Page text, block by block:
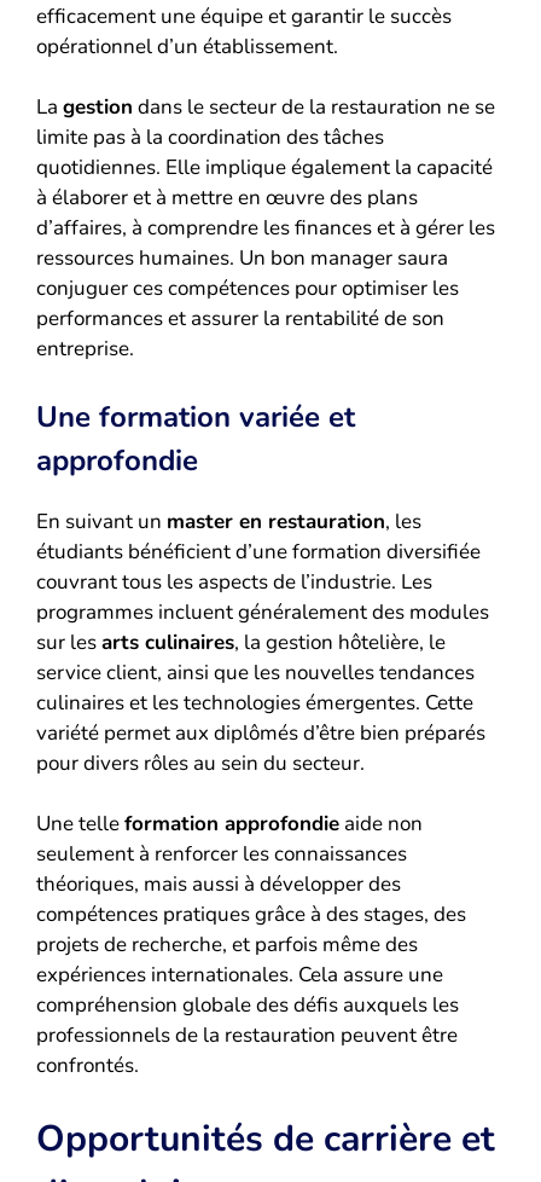
efficacement une équipe et garantir le succès
opérationnel d’un établissement.
La gestion dans le secteur de la restauration ne se
limite pas à la coordination des tâches
quotidiennes. Elle implique également la capacité
à élaborer et à mettre en œuvre des plans
d’affaires, à comprendre les finances et à gérer les
ressources humaines. Un bon manager saura
conjuguer ces compétences pour optimiser les
performances et assurer la rentabilité de son
entreprise.
Une formation variée et
approfondie
En suivant un master en restauration, les
étudiants bénéficient d’une formation diversifiée
couvrant tous les aspects de l’industrie. Les
programmes incluent généralement des modules
sur lesarts culinaires, la gestion hôtelière, le
service client, ainsi que les nouvelles tendances
culinaires et les technologies émergentes. Cette
variété permet aux diplômés d’être bien préparés
pour divers rôles au sein du secteur.
Une telleformation approfondie aide non
seulement à renforcer les connaissances
théoriques, mais aussi à développer des
compétences pratiques grâce à des stages, des
projets de recherche, et parfois même des
expériences internationales. Cela assure une
compréhension globale des défis auxquels les
professionnels de la restauration peuvent être
confrontés.
Opportunités de carrière et